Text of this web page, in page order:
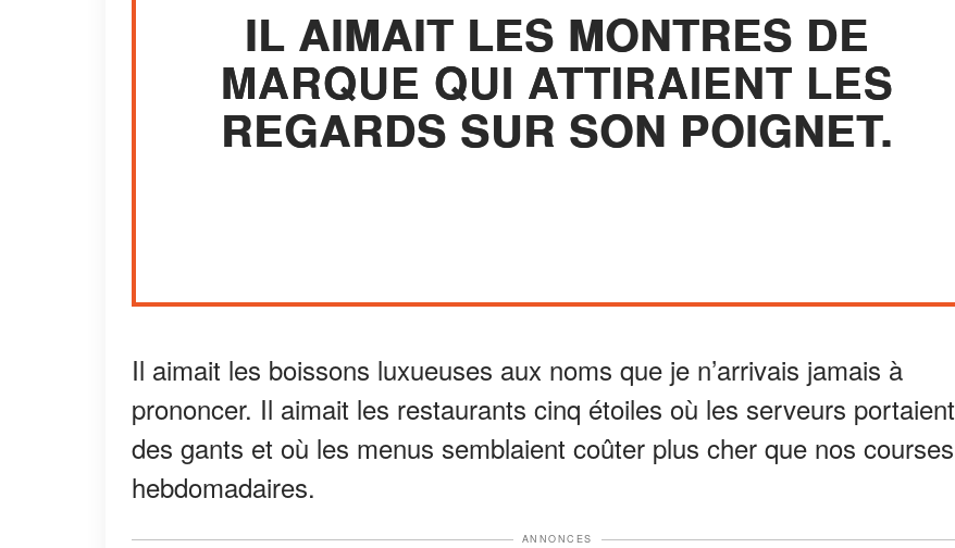
IL AIMAIT LES MONTRES DE
MARQUE QUI ATTIRAIENT LES
REGARDS SUR SON POIGNET.
Il aimait les boissons luxueuses aux noms que je n’arrivais jamais à
prononcer. Il aimait les restaurants cinq étoiles où les serveurs portaient
des gants et où les menus semblaient coûter plus cher que nos courses
hebdomadaires.
ANNONCES